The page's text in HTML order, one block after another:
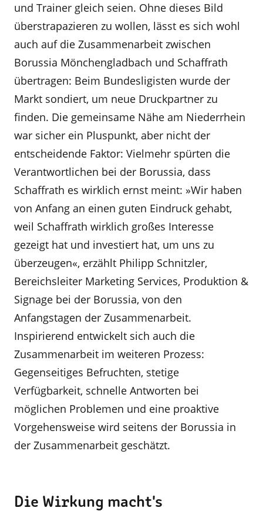
und Trainer gleich seien. Ohne dieses Bild
überstrapazieren zu wollen, lässt es sich wohl
auch auf die Zusammenarbeit zwischen
Borussia Mönchengladbach und Schaffrath
übertragen: Beim Bundesligisten wurde der
Markt sondiert, um neue Druckpartner zu
finden. Die gemeinsame Nähe am Niederrhein
war sicher ein Pluspunkt, aber nicht der
entscheidende Faktor: Vielmehr spürten die
Verantwortlichen bei der Borussia, dass
Schaffrath es wirklich ernst meint: »Wir haben
von Anfang an einen guten Eindruck gehabt,
weil Schaffrath wirklich großes Interesse
gezeigt hat und investiert hat, um uns zu
überzeugen«, erzählt Philipp Schnitzler,
Bereichsleiter Marketing Services, Produktion &
Signage bei der Borussia, von den
Anfangstagen der Zusammenarbeit.
Inspirierend entwickelt sich auch die
Zusammenarbeit im weiteren Prozess:
Gegenseitiges Befruchten, stetige
Verfügbarkeit, schnelle Antworten bei
möglichen Problemen und eine proaktive
Vorgehensweise wird seitens der Borussia in
der Zusammenarbeit geschätzt.
Die Wirkung macht's